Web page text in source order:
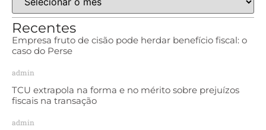
Recentes
Empresa fruto de cisão pode herdar benefício fiscal: o
caso do Perse
admin
TCU extrapola na forma e no mérito sobre prejuízos
fiscais na transação
admin